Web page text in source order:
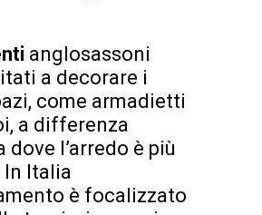
anglosassoni
a decorare i
come armadietti
a differenza
dove l’arredo è più
Italia
è focalizzato